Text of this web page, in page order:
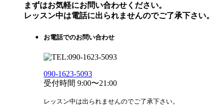
まずはお気軽にお問い合わせください。
レッスン中は電話に出られませんのでご了承下さい。
お電話でのお問い合わせ
090-1623-5093
受付時間 9:00〜21:00
レッスン中は出られませんのでご了承下さい。